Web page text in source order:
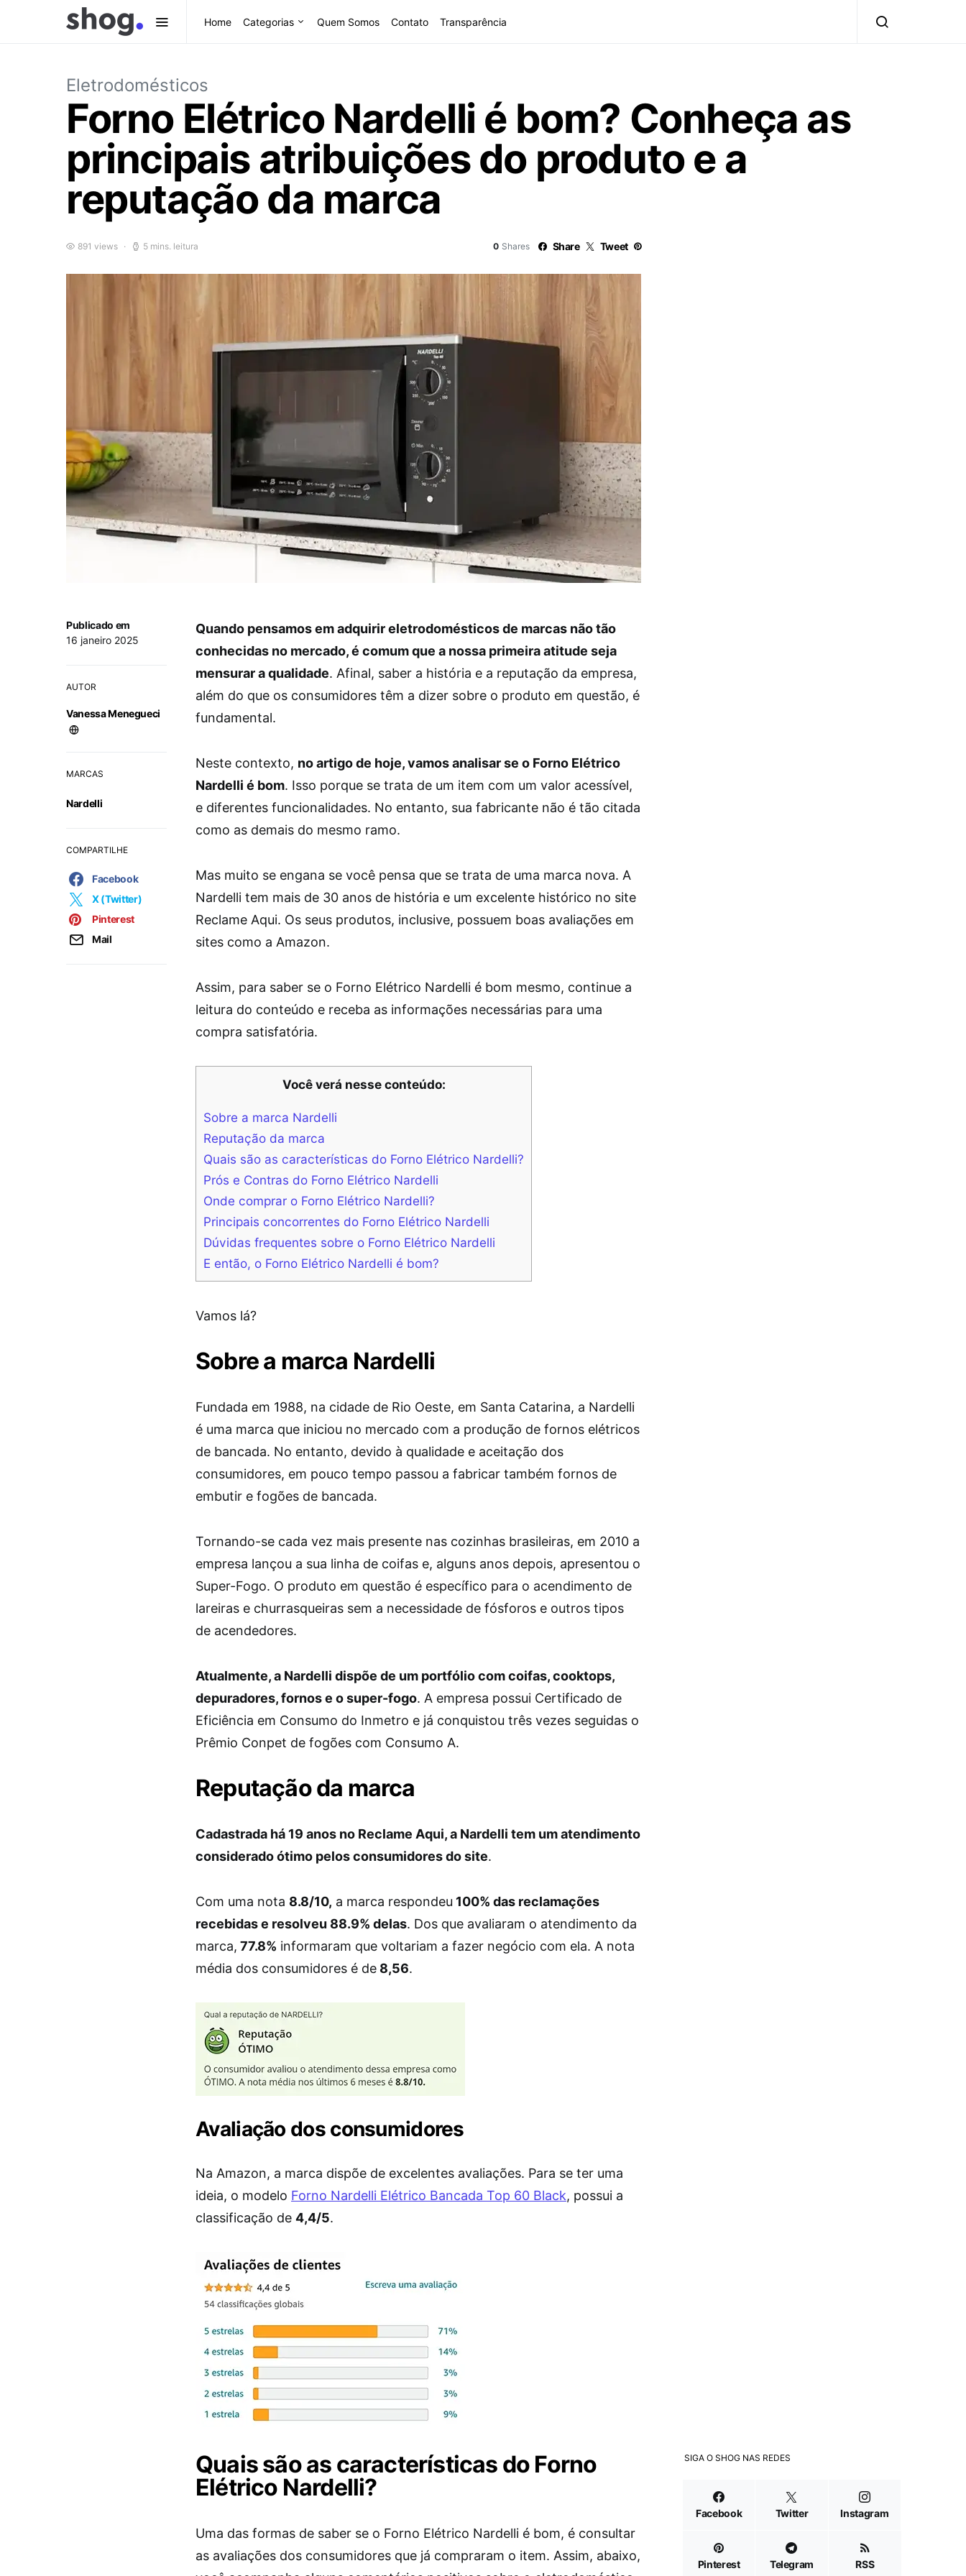
Home Categorias Quem Somos Contato Transparência
Eletrodomésticos
Forno Elétrico Nardelli é bom? Conheça as
principais atribuições do produto e a
reputação da marca
891 views 5 mins. leitura 0 Shares Share Tweet
Publicado em
16 janeiro 2025
AUTOR
Vanessa Menegueci
MARCAS
Nardelli
COMPARTILHE
Facebook
X (Twitter)
Pinterest
Mail
Quando pensamos em adquirir eletrodomésticos de marcas não tão
conhecidas no mercado, é comum que a nossa primeira atitude seja
mensurar a qualidade. Afinal, saber a história e a reputação da empresa,
além do que os consumidores têm a dizer sobre o produto em questão, é
fundamental.
Neste contexto, no artigo de hoje, vamos analisar se o Forno Elétrico
Nardelli é bom. Isso porque se trata de um item com um valor acessível,
e diferentes funcionalidades. No entanto, sua fabricante não é tão citada
como as demais do mesmo ramo.
Mas muito se engana se você pensa que se trata de uma marca nova. A
Nardelli tem mais de 30 anos de história e um excelente histórico no site
Reclame Aqui. Os seus produtos, inclusive, possuem boas avaliações em
sites como a Amazon.
Assim, para saber se o Forno Elétrico Nardelli é bom mesmo, continue a
leitura do conteúdo e receba as informações necessárias para uma
compra satisfatória.
Você verá nesse conteúdo:
Sobre a marca Nardelli
Reputação da marca
Quais são as características do Forno Elétrico Nardelli?
Prós e Contras do Forno Elétrico Nardelli
Onde comprar o Forno Elétrico Nardelli?
Principais concorrentes do Forno Elétrico Nardelli
Dúvidas frequentes sobre o Forno Elétrico Nardelli
E então, o Forno Elétrico Nardelli é bom?
Vamos lá?
Sobre a marca Nardelli
Fundada em 1988, na cidade de Rio Oeste, em Santa Catarina, a Nardelli
é uma marca que iniciou no mercado com a produção de fornos elétricos
de bancada. No entanto, devido à qualidade e aceitação dos
consumidores, em pouco tempo passou a fabricar também fornos de
embutir e fogões de bancada.
Tornando-se cada vez mais presente nas cozinhas brasileiras, em 2010 a
empresa lançou a sua linha de coifas e, alguns anos depois, apresentou o
Super-Fogo. O produto em questão é específico para o acendimento de
lareiras e churrasqueiras sem a necessidade de fósforos e outros tipos
de acendedores.
Atualmente, a Nardelli dispõe de um portfólio com coifas, cooktops,
depuradores, fornos e o super-fogo. A empresa possui Certificado de
Eficiência em Consumo do Inmetro e já conquistou três vezes seguidas o
Prêmio Conpet de fogões com Consumo A.
Reputação da marca
Cadastrada há 19 anos no Reclame Aqui, a Nardelli tem um atendimento
considerado ótimo pelos consumidores do site.
Com uma nota 8.8/10, a marca respondeu 100% das reclamações
recebidas e resolveu 88.9% delas. Dos que avaliaram o atendimento da
marca, 77.8% informaram que voltariam a fazer negócio com ela. A nota
média dos consumidores é de 8,56.
Avaliação dos consumidores
Na Amazon, a marca dispõe de excelentes avaliações. Para se ter uma
ideia, o modelo Forno Nardelli Elétrico Bancada Top 60 Black, possui a
classificação de 4,4/5.
Quais são as características do Forno
Elétrico Nardelli?
Uma das formas de saber se o Forno Elétrico Nardelli é bom, é consultar
as avaliações dos consumidores que já compraram o item. Assim, abaixo,
SIGA O SHOG NAS REDES
Facebook Twitter Instagram
Pinterest Telegram RSS